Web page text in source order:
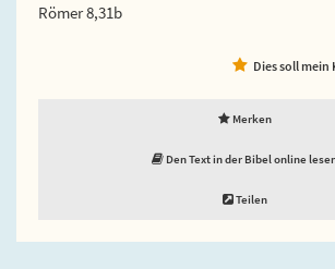
Römer 8,31b
Dies soll
Merken
Den Text in der Bibel online
Teilen